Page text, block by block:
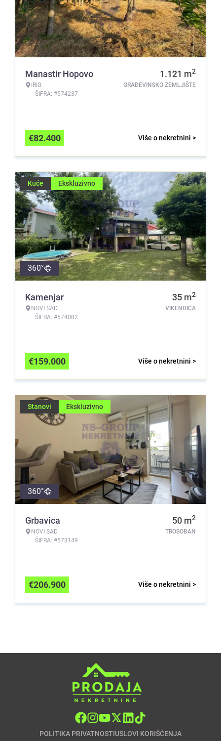
Manastir Hopovo
IRIG
ŠIFRA: #574237
1.121 m2
GRAĐEVINSKO ZEMLJIŠTE
Više o nekretnini >
€82.400
Kuće Ekskluzivno
360°
Kamenjar
NOVI SAD
ŠIFRA: #574082
35 m2
VIKENDICA
Više o nekretnini >
€159.000
Stanovi Ekskluzivno
360°
Grbavica
NOVI SAD
ŠIFRA: #573149
50 m2
TROSOBAN
Više o nekretnini >
€206.900
POLITIKA PRIVATNOSTIUSLOVI KORIŠĆENJA